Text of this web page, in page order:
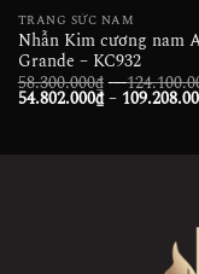
TRANG SỨC NAM
Nhẫn Kim cương nam
Grande – KC932
58.300.000₫ –
54.802.000₫ –